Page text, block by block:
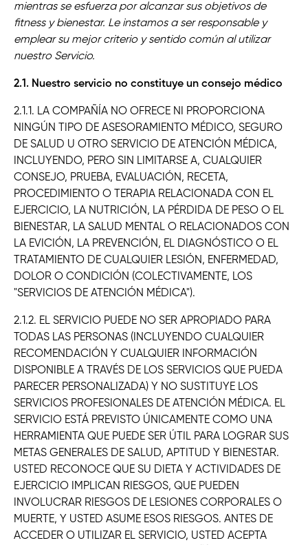
mientras se esfuerza por alcanzar sus objetivos de
fitness y bienestar. Le instamos a ser responsable y
emplear su mejor criterio y sentido común al utilizar
nuestro Servicio.
2.1. Nuestro servicio no constituye un consejo médico
2.1.1. LA COMPAÑÍA NO OFRECE NI PROPORCIONA
NINGÚN TIPO DE ASESORAMIENTO MÉDICO, SEGURO
DE SALUD U OTRO SERVICIO DE ATENCIÓN MÉDICA,
INCLUYENDO, PERO SIN LIMITARSE A, CUALQUIER
CONSEJO, PRUEBA, EVALUACIÓN, RECETA,
PROCEDIMIENTO O TERAPIA RELACIONADA CON EL
EJERCICIO, LA NUTRICIÓN, LA PÉRDIDA DE PESO O EL
BIENESTAR, LA SALUD MENTAL O RELACIONADOS CON
LA EVICIÓN, LA PREVENCIÓN, EL DIAGNÓSTICO O EL
TRATAMIENTO DE CUALQUIER LESIÓN, ENFERMEDAD,
DOLOR O CONDICIÓN (COLECTIVAMENTE, LOS
"SERVICIOS DE ATENCIÓN MÉDICA").
2.1.2. EL SERVICIO PUEDE NO SER APROPIADO PARA
TODAS LAS PERSONAS (INCLUYENDO CUALQUIER
RECOMENDACIÓN Y CUALQUIER INFORMACIÓN
DISPONIBLE A TRAVÉS DE LOS SERVICIOS QUE PUEDA
PARECER PERSONALIZADA) Y NO SUSTITUYE LOS
SERVICIOS PROFESIONALES DE ATENCIÓN MÉDICA. EL
SERVICIO ESTÁ PREVISTO ÚNICAMENTE COMO UNA
HERRAMIENTA QUE PUEDE SER ÚTIL PARA LOGRAR SUS
METAS GENERALES DE SALUD, APTITUD Y BIENESTAR.
USTED RECONOCE QUE SU DIETA Y ACTIVIDADES DE
EJERCICIO IMPLICAN RIESGOS, QUE PUEDEN
INVOLUCRAR RIESGOS DE LESIONES CORPORALES O
MUERTE, Y USTED ASUME ESOS RIESGOS. ANTES DE
ACCEDER O UTILIZAR EL SERVICIO, USTED ACEPTA